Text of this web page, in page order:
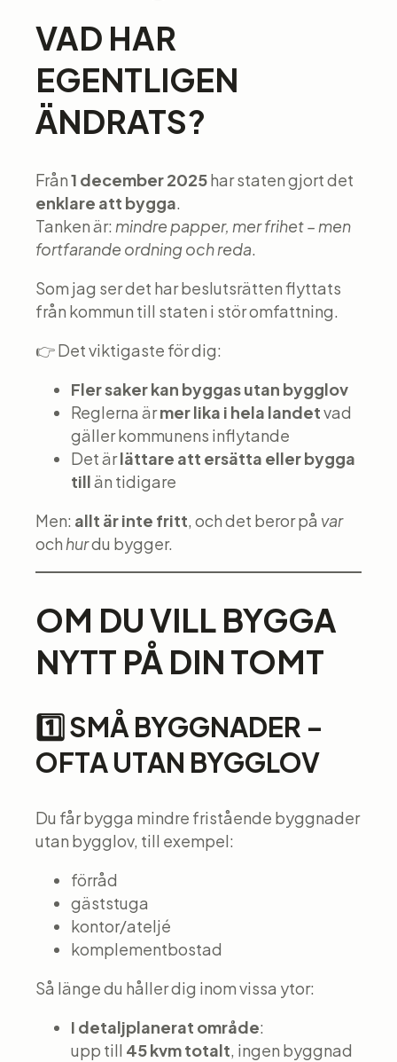
VAD HAR
EGENTLIGEN
ÄNDRATS?
Från1 december 2025har staten gjort det
enklare att bygga.
Tanken är: mindre papper, mer frihet – men
fortfarande ordning och reda.
Som jag ser det har beslutsrätten flyttats
från kommun till staten i stör omfattning.
👉 Det viktigaste för dig:
Fler saker kan byggas utan bygglov
Reglerna ärmer lika i hela landetvad
gäller kommunens inflytande
Det ärlättare att ersätta eller bygga
tillän tidigare
Men: allt är inte fritt, och det beror på var
och hurdu bygger.
OM DU VILL BYGGA
NYTT PÅ DIN TOMT
1️⃣ SMÅ BYGGNADER –
OFTA UTAN BYGGLOV
Du får bygga mindre fristående byggnader
utan bygglov, till exempel:
förråd
gäststuga
kontor/ateljé
komplementbostad
Så länge du håller dig inom vissa ytor:
I detaljplanerat område:
upp till 45 kvm totalt, ingen byggnad